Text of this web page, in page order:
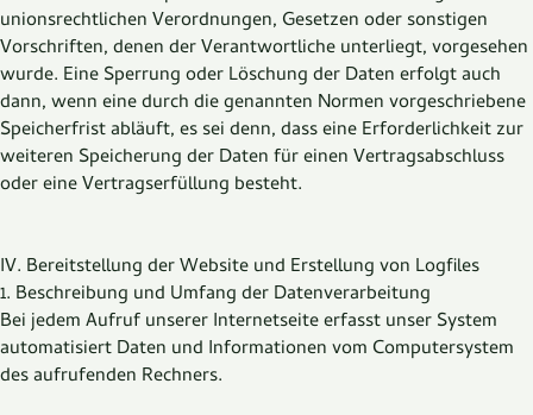
unionsrechtlichen Verordnungen, Gesetzen oder sonstigen
Vorschriften, denen der Verantwortliche unterliegt, vorgesehen
wurde. Eine Sperrung oder Löschung der Daten erfolgt auch
dann, wenn eine durch die genannten Normen vorgeschriebene
Speicherfrist abläuft, es sei denn, dass eine Erforderlichkeit zur
weiteren Speicherung der Daten für einen Vertragsabschluss
oder eine Vertragserfüllung besteht.
IV. Bereitstellung der Website und Erstellung von Logfiles
1. Beschreibung und Umfang der Datenverarbeitung
Bei jedem Aufruf unserer Internetseite erfasst unser System
automatisiert Daten und Informationen vom Computersystem
des aufrufenden Rechners.